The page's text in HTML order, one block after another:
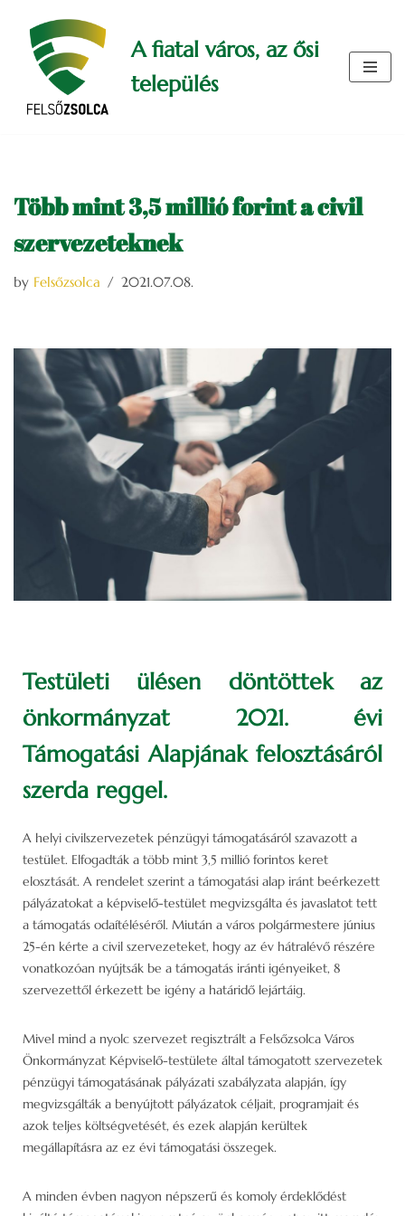
Skip
content
A fiatal város, az ősi
település
Több mint 3,5 millió forint a civil
szervezeteknek
by Felsőzsolca 2021.07.08.
Testületi ülésen döntöttek az
önkormányzat 2021. évi
Támogatási Alapjának felosztásáról
szerda reggel.
A helyi civilszervezetek pénzügyi támogatásáról szavazott a
testület. Elfogadták a több mint 3,5 millió forintos keret
elosztását. A rendelet szerint a támogatási alap iránt beérkezett
pályázatokat a képviselő-testület megvizsgálta és javaslatot tett
a támogatás odaítéléséről. Miután a város polgármestere június
25-én kérte a civil szervezeteket, hogy az év hátralévő részére
vonatkozóan nyújtsák be a támogatás iránti igényeiket, 8
szervezettől érkezett be igény a határidő lejártáig.
Mivel mind a nyolc szervezet regisztrált a Felsőzsolca Város
Önkormányzat Képviselő-testülete által támogatott szervezetek
pénzügyi támogatásának pályázati szabályzata alapján, így
megvizsgálták a benyújtott pályázatok céljait, programjait és
azok teljes költségvetését, és ezek alapján kerültek
megállapításra az ez évi támogatási összegek.
A minden évben nagyon népszerű és komoly érdeklődést